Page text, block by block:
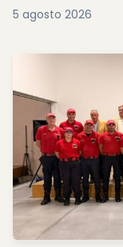
5 agosto 2026